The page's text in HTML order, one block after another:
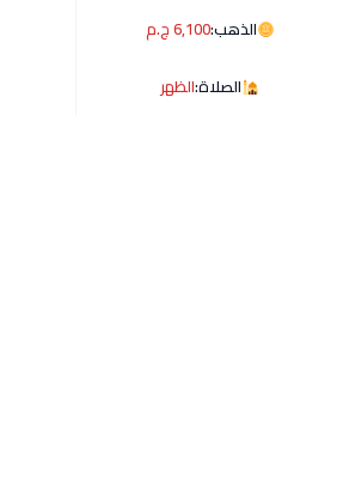
الذهب:6,100 ج.م
الصلاة:الظهر